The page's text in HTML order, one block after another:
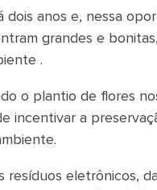
anos e, nessa
grandes e
.
o plantio de flores
incentivar a
eletrônicos,